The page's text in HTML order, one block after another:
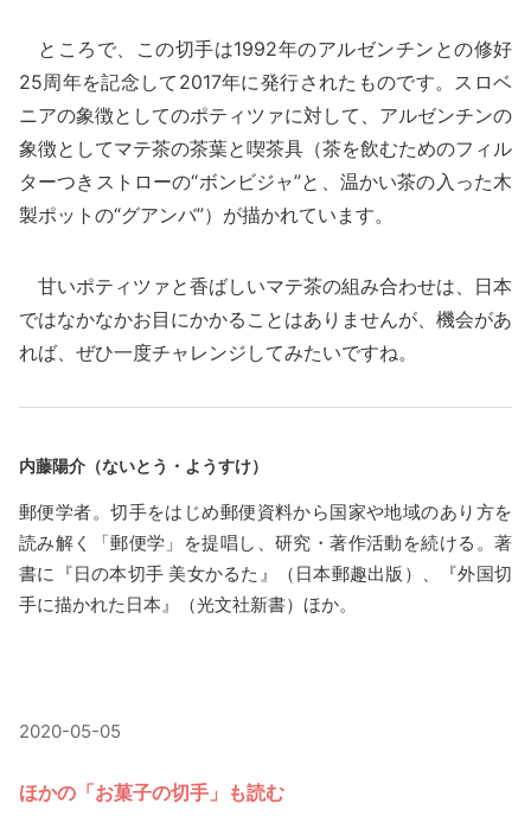
ところで、この切手は1992年のアルゼンチンとの修好
25周年を記念して2017年に発行されたものです。スロベ
ニアの象徴としてのポティツァに対して、アルゼンチンの
象徴としてマテ茶の茶葉と喫茶具（茶を飲むためのフィル
ターつきストローの“ボンビジャ”と、温かい茶の入った木
製ポットの“グアンバ”）が描かれています。
甘いポティツァと香ばしいマテ茶の組み合わせは、日本
ではなかなかお目にかかることはありませんが、機会があ
れば、ぜひ一度チャレンジしてみたいですね。
内藤陽介（ないとう・ようすけ）
郵便学者。切手をはじめ郵便資料から国家や地域のあり方を
読み解く「郵便学」を提唱し、研究・著作活動を続ける。著
書に『日の本切手 美女かるた』（日本郵趣出版）、『外国切
手に描かれた日本』（光文社新書）ほか。
2020-05-05
ほかの「お菓子の切手」も読む